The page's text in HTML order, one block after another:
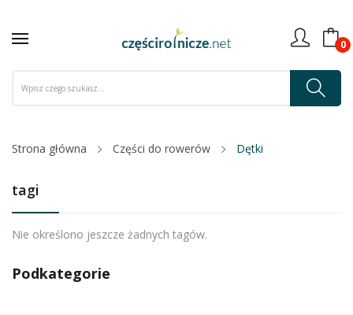
0
Strona główna Części do rowerów Dętki
tagi
Nie określono jeszcze żadnych tagów.
Podkategorie